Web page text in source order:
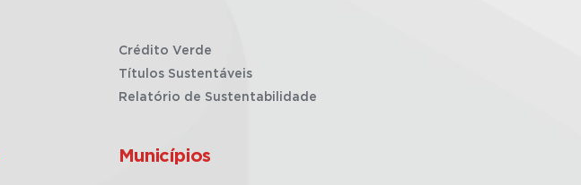
Crédito Verde
Títulos Sustentáveis
Relatório de Sustentabilidade
Municípios